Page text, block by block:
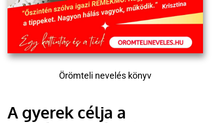
Örömteli nevelés könyv
A gyerek célja a